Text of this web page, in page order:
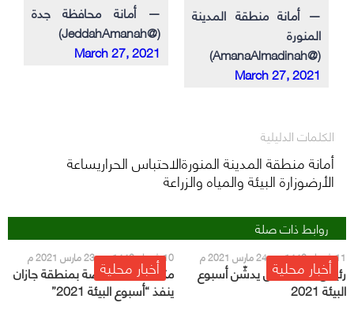
— أمانة محافظة جدة
(@JeddahAmanah)
March 27, 2021
— أمانة منطقة المدينة
المنورة
(@AmanaAlmadinah)
March 27, 2021
الكلمات الدليلية
أمانة منطقة المدينة المنورةالاحتباس الحراريساعة
الأرضوزارة البيئة والمياه والزراعة
روابط ذات صلة
أخبار محلية11 شعبان 1442 هـ - 24 مارس 2021 م
رئيس مركز القفل يدشّن أسبوع
البيئة 2021
أخبار محلية10 شعبان 1442 هـ - 23 مارس 2021 م
مكتب وزارة الرياضة بمنطقة جازان
ينفذ “أسبوع البيئة 2021”